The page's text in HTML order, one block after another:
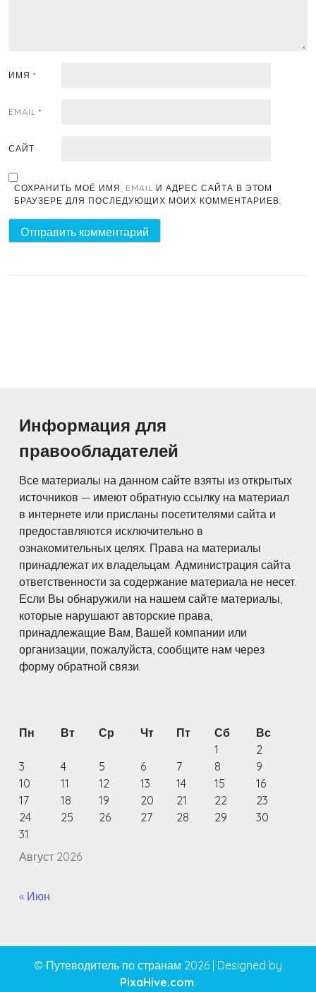
ИМЯ *
EMAIL *
САЙТ
СОХРАНИТЬ МОЁ ИМЯ, EMAIL И АДРЕС САЙТА В ЭТОМ
БРАУЗЕРЕ ДЛЯ ПОСЛЕДУЮЩИХ МОИХ КОММЕНТАРИЕВ.
Информация для
правообладателей
Все материалы на данном сайте взяты из открытых
источников — имеют обратную ссылку на материал
в интернете или присланы посетителями сайта и
предоставляются исключительно в
ознакомительных целях. Права на материалы
принадлежат их владельцам. Администрация сайта
ответственности за содержание материала не несет.
Если Вы обнаружили на нашем сайте материалы,
которые нарушают авторские права,
принадлежащие Вам, Вашей компании или
организации, пожалуйста, сообщите нам через
форму обратной связи.
Август 2026
Пн Вт Ср Чт Пт Сб
Вс
1
2
3
4 5 6 7 8
9
10
11 12 13 14 15
16
17
18 19 20 21 22
23
24
25 26 27 28 29
30
31
« Июн
© Путеводитель по странам 2026 | Designed by
PixaHive.com.